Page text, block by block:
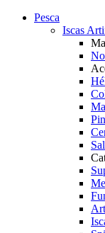
Pesca
Iscas